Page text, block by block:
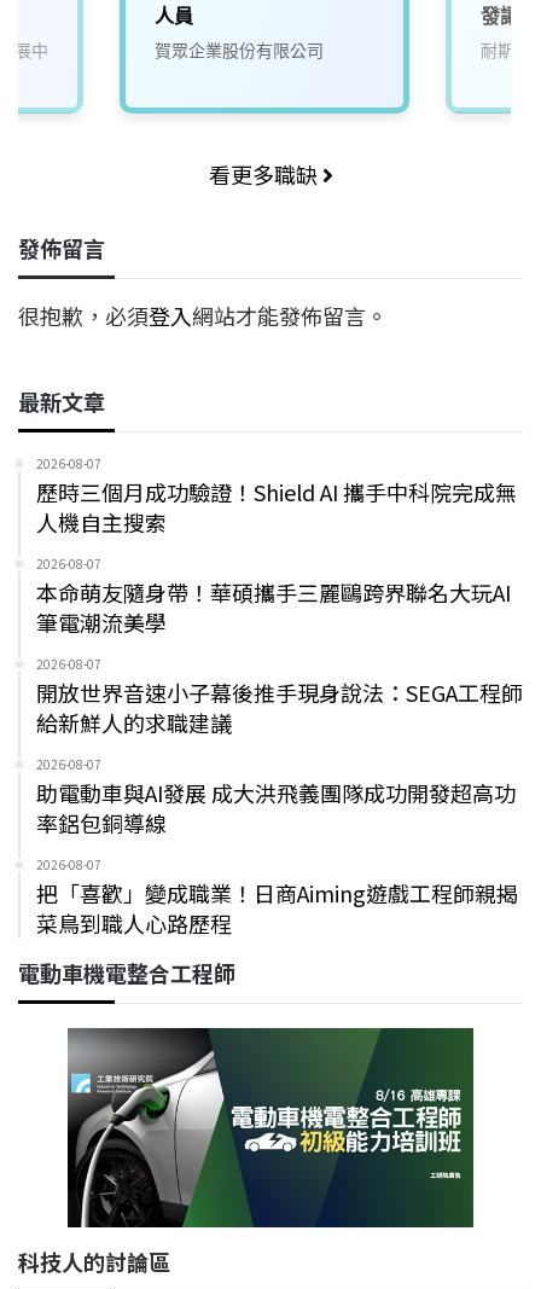
展中
人員
賀眾企業股份有限公司
發讓
來)1
耐斯企
看更多職缺
發佈留言
很抱歉，必須登入網站才能發佈留言。
最新文章
2026-08-07
歷時三個月成功驗證！Shield AI 攜手中科院完成無
人機自主搜索
2026-08-07
本命萌友隨身帶！華碩攜手三麗鷗跨界聯名大玩AI
筆電潮流美學
2026-08-07
開放世界音速小子幕後推手現身說法：SEGA工程師
給新鮮人的求職建議
2026-08-07
助電動車與AI發展 成大洪飛義團隊成功開發超高功
率鋁包銅導線
2026-08-07
把「喜歡」變成職業！日商Aiming遊戲工程師親揭
菜鳥到職人心路歷程
電動車機電整合工程師
科技人的討論區